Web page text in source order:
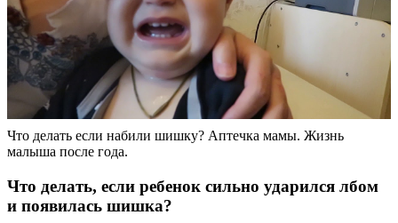
Что делать если набили шишку? Аптечка мамы. Жизнь
малыша после года.
Что делать, если ребенок сильно ударился лбом
и появилась шишка?